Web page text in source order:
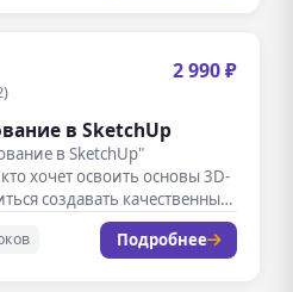
2 990 ₽
в SketchUp
в SketchUp"
хочет освоить основы 3D-
создавать качественные
Подробнее